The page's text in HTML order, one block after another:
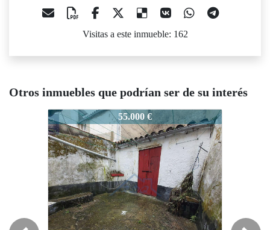
Visitas a este inmueble: 162
Otros inmuebles que podrían ser de su interés
RDQ1956-ARDQ55.000 €
RDQ1956-ARDQ35.000 €